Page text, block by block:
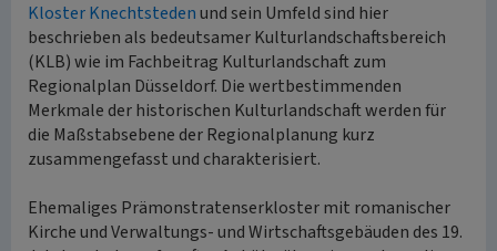
Kloster Knechtstedenund sein Umfeld sind hier
beschrieben als bedeutsamer Kulturlandschaftsbereich
(KLB) wie im Fachbeitrag Kulturlandschaft zum
Regionalplan Düsseldorf. Die wertbestimmenden
Merkmale der historischen Kulturlandschaft werden für
die Maßstabsebene der Regionalplanung kurz
zusammengefasst und charakterisiert.
Ehemaliges Prämonstratenserkloster mit romanischer
Kirche und Verwaltungs- und Wirtschaftsgebäuden des 19.